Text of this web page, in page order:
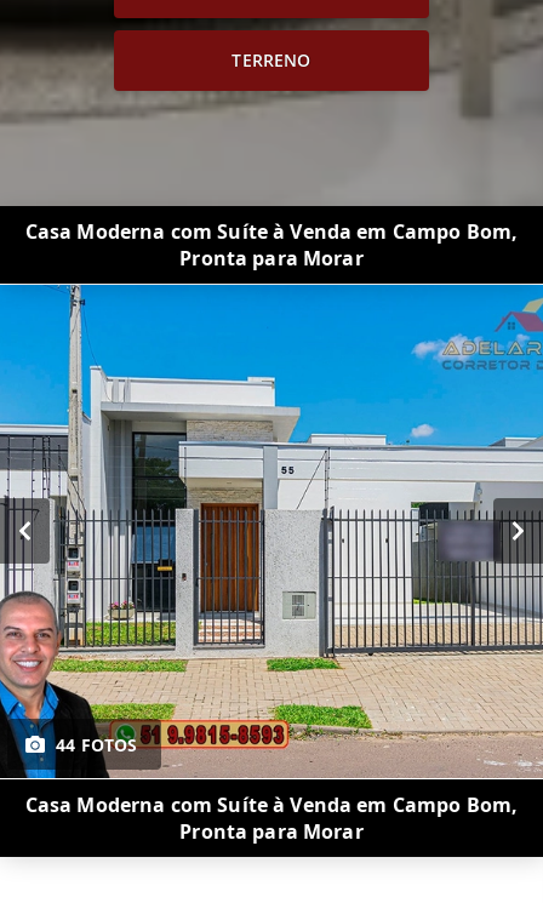
TERRENO
Casa Moderna com Suíte à Venda em Campo Bom,
Pronta para Morar
44 FOTOS
Casa Moderna com Suíte à Venda em Campo Bom,
Pronta para Morar